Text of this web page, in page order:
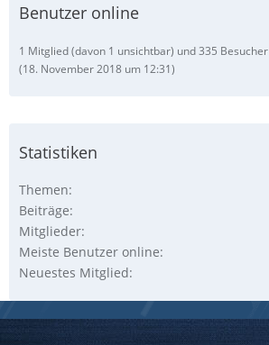
Benutzer online
1 Mitglied (davon 1 unsichtbar) und 335 Besucher
(18. November 2018 um 12:31)
Statistiken
Themen
Beiträge
Mitglieder
Meiste Benutzer online
Neuestes Mitglied